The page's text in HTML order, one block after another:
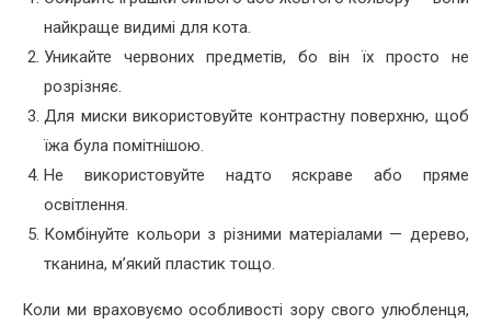
найкраще видимі для кота.
Уникайте червоних предметів, бо він їх просто не
розрізняє.
Для миски використовуйте контрастну поверхню, щоб
їжа була помітнішою.
Не використовуйте надто яскраве або пряме
освітлення.
Комбінуйте кольори з різними матеріалами — дерево,
тканина, м’який пластик тощо.
Коли ми враховуємо особливості зору свого улюбленця,